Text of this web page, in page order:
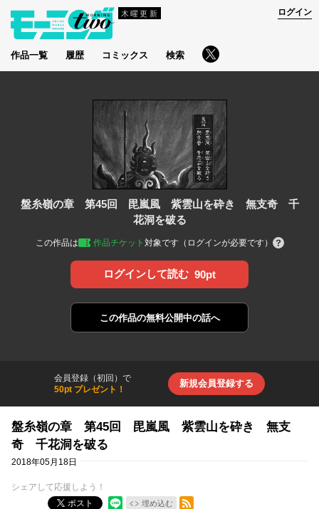
木曜更新
作品一覧 履歴 コミックス 検索
ログイン
盤糸嶺の章 第45回 毘嵐風 紫雲山を砕き 無支奇 千
花洞を破る
この作品は 作品チケット 対象です（ログインが必要です）
ログインして読む 90pt
この作品の無料公開中の話へ
会員登録（初回）で
50pt プレゼント！
新規会員登録する
盤糸嶺の章 第45回 毘嵐風 紫雲山を砕き 無支
奇 千花洞を破る
2018年05月18日
シェアして応援しよう！
ポスト
埋め込む
RSSフィード